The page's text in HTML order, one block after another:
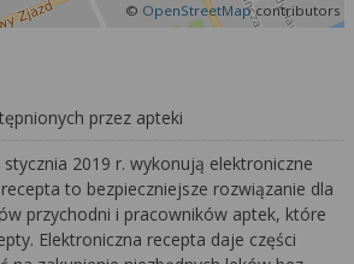
© OpenStreetMapcontributors
przez apteki
2019 r. wykonują elektroniczne
to bezpieczniejsze rozwiązanie dla
przychodni i pracowników aptek, które
Elektroniczna recepta daje części